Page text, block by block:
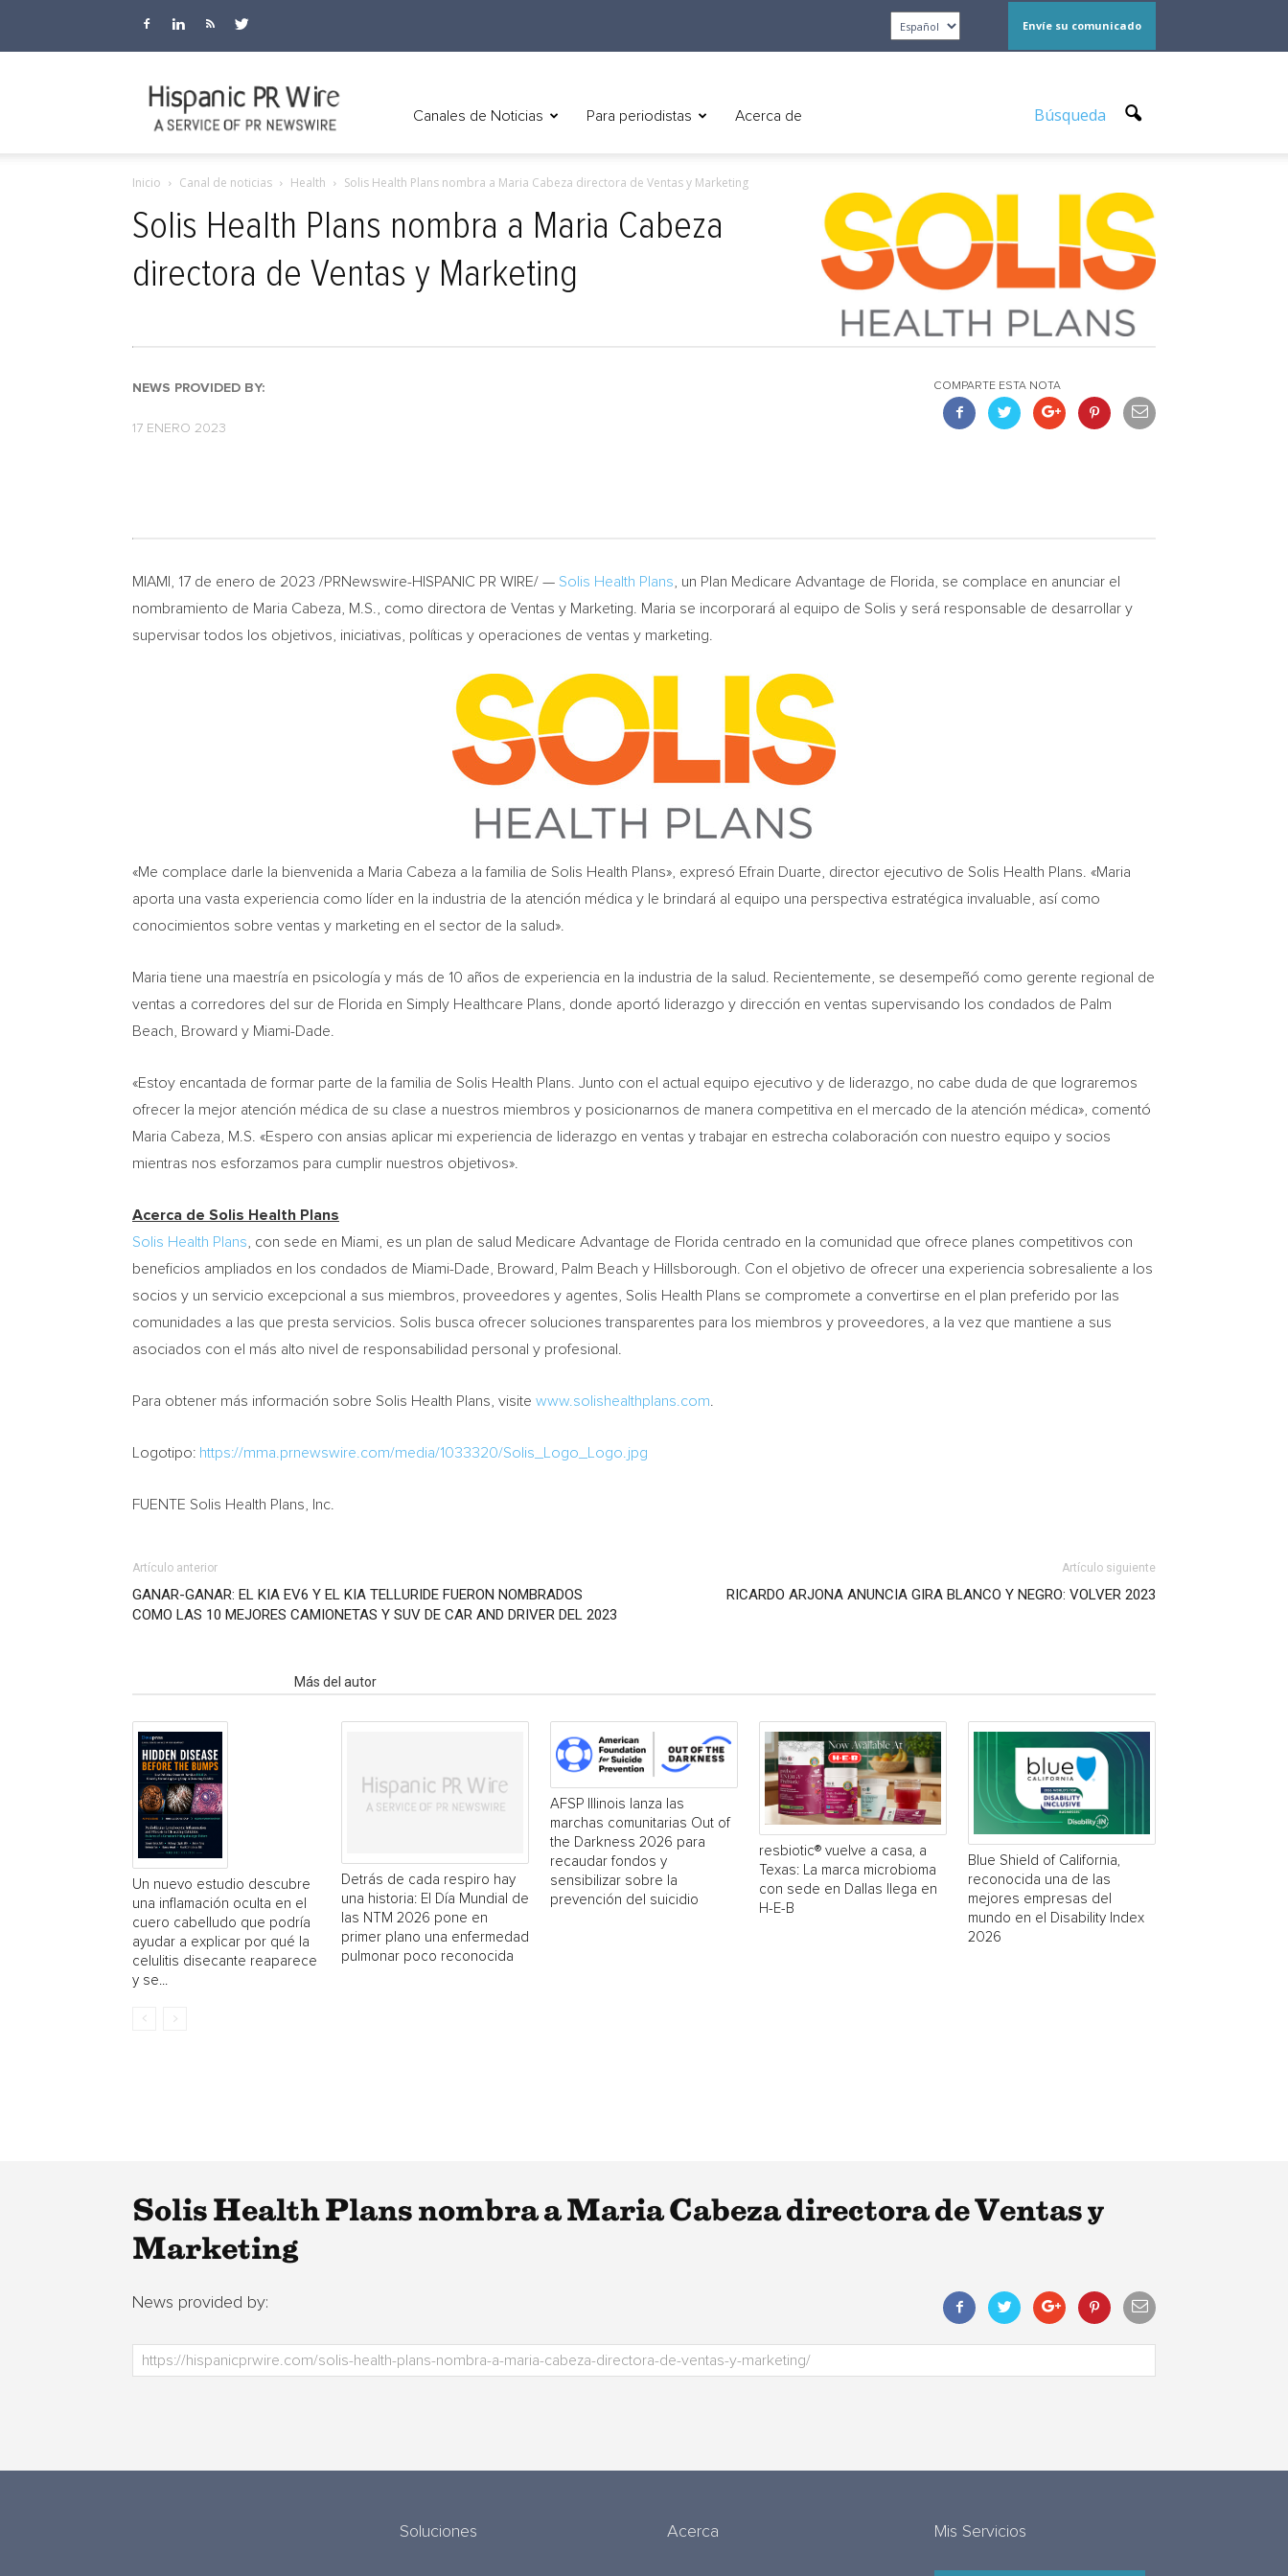
Envíe su comunicado
Canales de Noticias Para periodistas Acerca de Búsqueda
Inicio Canal de noticias Health Solis Health Plans nombra a Maria Cabeza directora de Ventas y Marketing
Solis Health Plans nombra a Maria Cabeza
directora de Ventas y Marketing
NEWS PROVIDED BY:
17 ENERO 2023
COMPARTE ESTA NOTA
MIAMI 17 de enero de 2023 /PRNewswire-HISPANIC PR WIRE/ — Solis Health Plans , un Plan Medicare Advantage de Florida , se complace en anunciar el
nombramiento de Maria Cabeza , M.S., como directora de Ventas y Marketing. Maria se incorporará al equipo de Solis y será responsable de desarrollar y
supervisar todos los objetivos, iniciativas, políticas y operaciones de ventas y marketing.
«Me complace darle la bienvenida a Maria Cabeza a la familia de Solis Health Plans», expresó Efrain Duarte , director ejecutivo de Solis Health Plans. «Maria
aporta una vasta experiencia como líder en la industria de la atención médica y le brindará al equipo una perspectiva estratégica invaluable, así como
conocimientos sobre ventas y marketing en el sector de la salud».
Maria tiene una maestría en psicología y más de 10 años de experiencia en la industria de la salud. Recientemente, se desempeñó como gerente regional de
ventas a corredores del sur de Florida en Simply Healthcare Plans, donde aportó liderazgo y dirección en ventas supervisando los condados de Palm
Beach
Broward y Miami-Dade
«Estoy encantada de formar parte de la familia de Solis Health Plans. Junto con el actual equipo ejecutivo y de liderazgo, no cabe duda de que lograremos
ofrecer la mejor atención médica de su clase a nuestros miembros y posicionarnos de manera competitiva en el mercado de la atención médica», comentó
Maria Cabeza , M.S. «Espero con ansias aplicar mi experiencia de liderazgo en ventas y trabajar en estrecha colaboración con nuestro equipo y socios
mientras nos esforzamos para cumplir nuestros objetivos».
Acerca de Solis Health Plans
Solis Health Plans , con sede en Miami , es un plan de salud Medicare Advantage de Florida centrado en la comunidad que ofrece planes competitivos con
beneficios ampliados en los condados de Miami-Dade Broward Palm Beach y Hillsborough . Con el objetivo de ofrecer una experiencia sobresaliente a los
socios y un servicio excepcional a sus miembros, proveedores y agentes, Solis Health Plans se compromete a convertirse en el plan preferido por las
comunidades a las que presta servicios. Solis busca ofrecer soluciones transparentes para los miembros y proveedores, a la vez que mantiene a sus
asociados con el más alto nivel de responsabilidad personal y profesional.
Para obtener más información sobre Solis Health Plans, visite www.solishealthplans.com
Logotipo: https://mma.prnewswire.com/media/1033320/Solis_Logo_Logo.jpg
FUENTE Solis Health Plans, Inc.
Artículo anterior
GANAR-GANAR: EL KIA EV6 Y EL KIA TELLURIDE FUERON NOMBRADOS
COMO LAS 10 MEJORES CAMIONETAS Y SUV DE CAR AND DRIVER DEL 2023
Artículo siguiente
RICARDO ARJONA ANUNCIA GIRA BLANCO Y NEGRO: VOLVER 2023
Más del autor
Un nuevo estudio descubre
una inflamación oculta en el
cuero cabelludo que podría
ayudar a explicar por qué la
celulitis disecante reaparece
y se...
Detrás de cada respiro hay
una historia: El Día Mundial de
las NTM 2026 pone en
primer plano una enfermedad
pulmonar poco reconocida
AFSP Illinois lanza las
marchas comunitarias Out of
the Darkness 2026 para
recaudar fondos y
sensibilizar sobre la
prevención del suicidio
resbiotic® vuelve a casa, a
Texas: La marca microbioma
con sede en Dallas llega en
H-E-B
Blue Shield of California,
reconocida una de las
mejores empresas del
mundo en el Disability Index
2026
Solis Health Plans nombra a Maria Cabeza directora de Ventas y
Marketing
News provided by:
Soluciones Acerca Mis Servicios